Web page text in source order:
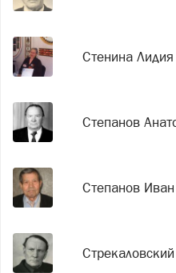
Стенина
Степанов
Степанов